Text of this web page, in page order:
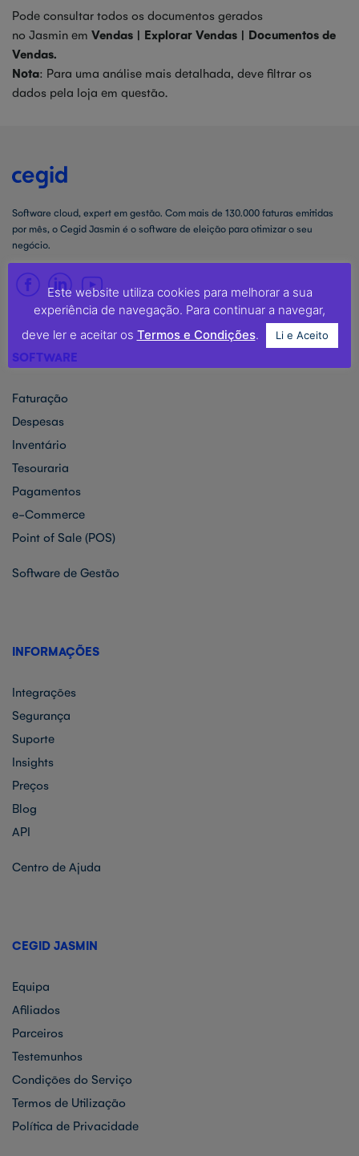
Pode consultar todos os documentos gerados
no Jasmin em Vendas | Explorar Vendas | Documentos de
Vendas.
Nota: Para uma análise mais detalhada, deve filtrar os
dados pela loja em questão.
Software cloud, expert em gestão. Com mais de 130.000 faturas emitidas
por mês, o Cegid Jasmin é o software de eleição para otimizar o seu
negócio.
SOFTWARE
Faturação
Despesas
Inventário
Tesouraria
Pagamentos
e-Commerce
Point of Sale (POS)
Software de Gestão
INFORMAÇÕES
Integrações
Segurança
Suporte
Insights
Preços
Blog
API
Centro de Ajuda
CEGID JASMIN
Equipa
Afiliados
Parceiros
Testemunhos
Condições do Serviço
Termos de Utilização
Política de Privacidade
Este website utiliza cookies para melhorar a sua
experiência de navegação. Para continuar a navegar,
deve ler e aceitar os Termos e Condições. Li e Aceito